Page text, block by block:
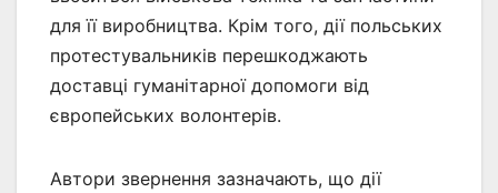
для її виробництва. Крім того, дії польських
протестувальників перешкоджають
доставці гуманітарної допомоги від
європейських волонтерів.
Автори звернення зазначають, що дії